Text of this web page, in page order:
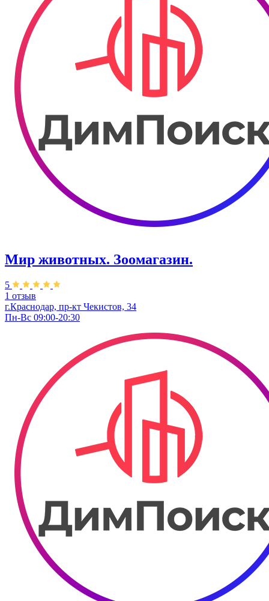
Мир животных. Зоомагазин.
5
1 отзыв
г.Краснодар, пр-кт Чекистов, 34
Пн-Вс 09:00-20:30